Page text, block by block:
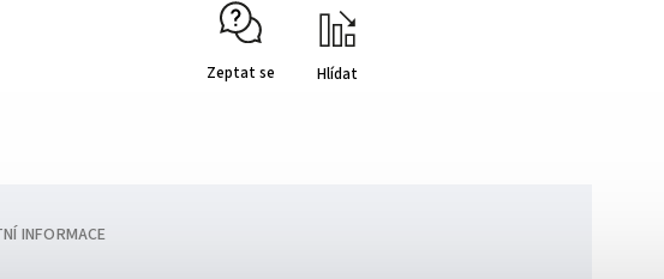
Zeptat se Hlídat
INFORMACE